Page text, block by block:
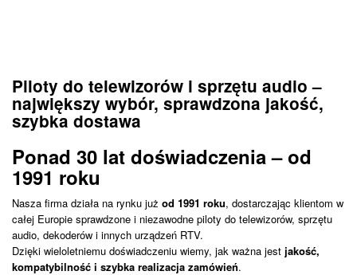
Piloty do telewizorów i sprzętu audio –
największy wybór, sprawdzona jakość,
szybka dostawa
Ponad 30 lat doświadczenia – od
1991 roku
Nasza firma działa na rynku już od 1991 roku, dostarczając klientom w
całej Europie sprawdzone i niezawodne piloty do telewizorów, sprzętu
audio, dekoderów i innych urządzeń RTV.
Dzięki wieloletniemu doświadczeniu wiemy, jak ważna jest jakość,
kompatybilność i szybka realizacja zamówień.